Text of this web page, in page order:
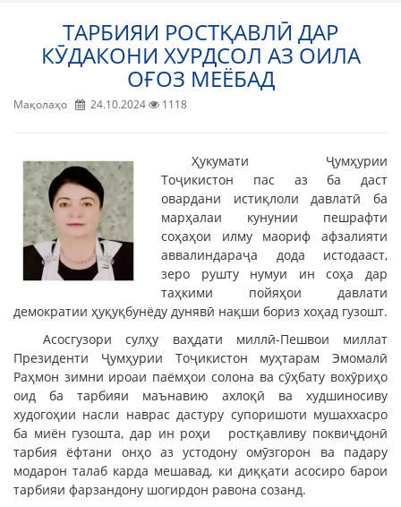
ТАРБИЯИ РОСТҚАВЛӢ ДАР
КӮДАКОНИ ХУРДСОЛ АЗ ОИЛА
ОҒОЗ МЕЁБАД
Мақолаҳо 24.10.2024 1118
Ҳукумати Ҷумҳурии
Тоҷикистон пас аз ба даст
овардани истиқлоли давлатӣ ба
марҳалаи кунунии пешрафти
соҳаҳои илму маориф афзалияти
аввалиндараҷа дода истодааст,
зеро рушту нумуи ин соҳа дар
таҳкими пойяҳои давлати
демократии ҳуқуқбунёду дунявӣ нақши бориз хоҳад гузошт.
Асосгузори сулҳу ваҳдати миллӣ-Пешвои миллат
Президенти Ҷумҳурии Тоҷикистон муҳтарам Эмомалӣ
Раҳмон зимни ироаи паёмҳои солона ва сӯҳбату вохӯриҳо
оид ба тарбияи маънавию ахлоқӣ ва худшиносиву
худогоҳии насли наврас дастуру супоришоти мушаххасро
ба миён гузошта, дар ин роҳи ростқавливу поквиҷдонӣ
тарбия ёфтани онҳо аз устодону омӯзгорон ва падару
модарон талаб карда мешавад, ки диққати асосиро барои
тарбияи фарзандону шогирдон равона созанд.